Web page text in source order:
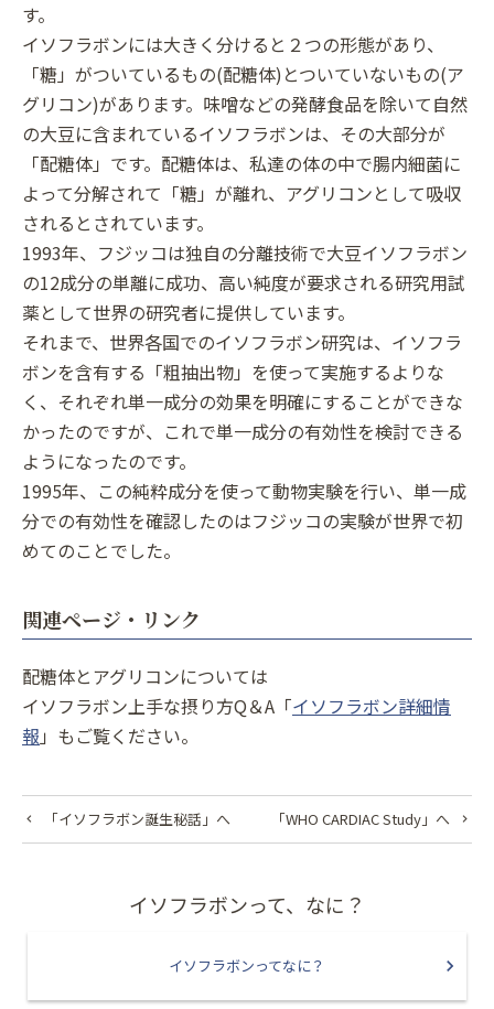
す。
イソフラボンには大きく分けると２つの形態があり、
「糖」がついているもの(配糖体)とついていないもの(ア
グリコン)があります。味噌などの発酵食品を除いて自然
の大豆に含まれているイソフラボンは、その大部分が
「配糖体」です。配糖体は、私達の体の中で腸内細菌に
よって分解されて「糖」が離れ、アグリコンとして吸収
されるとされています。
1993年、フジッコは独自の分離技術で大豆イソフラボン
の12成分の単離に成功、高い純度が要求される研究用試
薬として世界の研究者に提供しています。
それまで、世界各国でのイソフラボン研究は、イソフラ
ボンを含有する「粗抽出物」を使って実施するよりな
く、それぞれ単一成分の効果を明確にすることができな
かったのですが、これで単一成分の有効性を検討できる
ようになったのです。
1995年、この純粋成分を使って動物実験を行い、単一成
分での有効性を確認したのはフジッコの実験が世界で初
めてのことでした。
関連ページ・リンク
配糖体とアグリコンについては
イソフラボン上手な摂り方Q＆A「イソフラボン詳細情
報 」もご覧ください。
「イソフラボン誕生秘話」へ 「WHO CARDIAC Study」へ
イソフラボンって、なに？
イソフラボンってなに？